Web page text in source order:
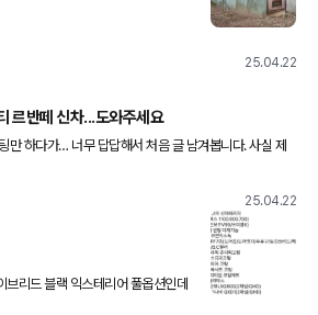
25.04.22
르반떼 신차...도와주세요
25.04.22
브리드 블랙 익스테리어 풀옵션인데
기 패키지중 반사필름 어떤기 낫나